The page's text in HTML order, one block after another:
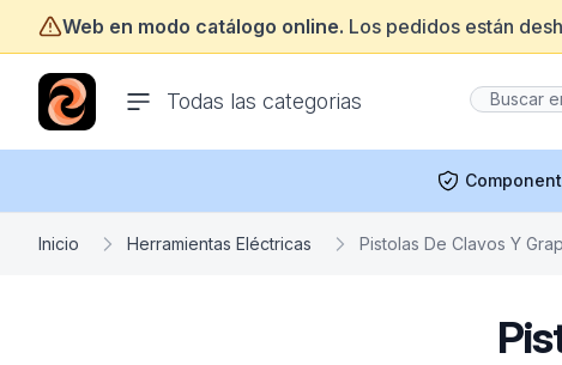
Web en modo catálogo online. Los pedidos están
Todas las categorias
ofertasinformatica.com
Inicio Herramientas Eléctricas Pistolas De Clavos Y